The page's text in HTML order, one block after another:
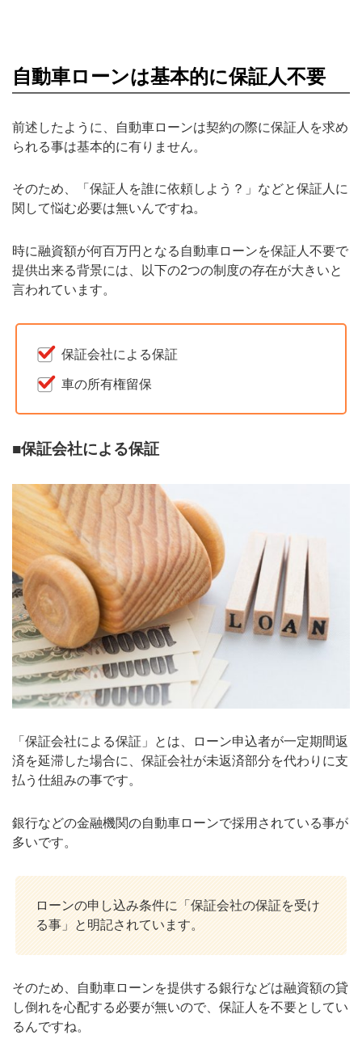
自動車ローンは基本的に保証人不要
前述したように、自動車ローンは契約の際に保証人を求め
られる事は基本的に有りません。
そのため、「保証人を誰に依頼しよう？」などと保証人に
関して悩む必要は無いんですね。
時に融資額が何百万円となる自動車ローンを保証人不要で
提供出来る背景には、以下の2つの制度の存在が大きいと
言われています。
保証会社による保証
車の所有権留保
■保証会社による保証
「保証会社による保証」とは、ローン申込者が一定期間返
済を延滞した場合に、保証会社が未返済部分を代わりに支
払う仕組みの事です。
銀行などの金融機関の自動車ローンで採用されている事が
多いです。
ローンの申し込み条件に「保証会社の保証を受け
る事」と明記されています。
そのため、自動車ローンを提供する銀行などは融資額の貸
し倒れを心配する必要が無いので、保証人を不要としてい
るんですね。